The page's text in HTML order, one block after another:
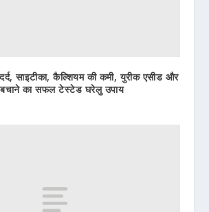
साइटीका, कैल्शियम की कमी, युरीक एसीड और
का सफल टेस्टेड घरेलु उपाय